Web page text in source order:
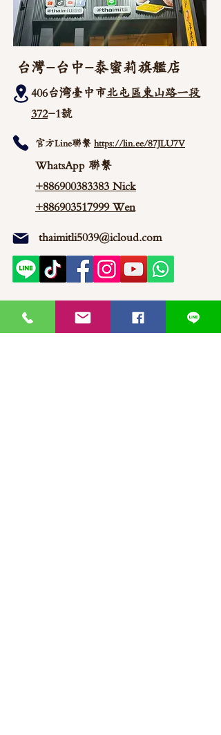
台灣-台中-泰蜜莉旗艦店
406台湾臺中市北屯區東山路一段
372-1號
官方Line聯繫 https://lin.ee/87JLU7V
WhatsApp 聯繫
+886900383383 Nick
+886903517999 Wen
thaimitli5039@icloud.com